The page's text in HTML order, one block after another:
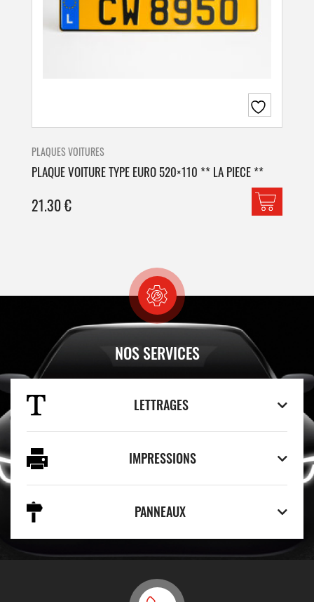
PLAQUES VOITURES
PLAQUE VOITURE TYPE EURO 520×110 ** LA PIECE **
21.30€
NOS SERVICES
LETTRAGES
IMPRESSIONS
PANNEAUX